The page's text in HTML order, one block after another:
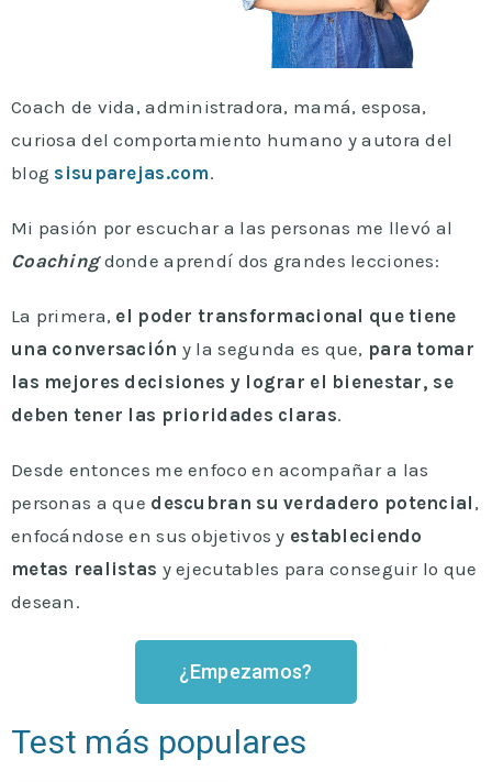
Coach de vida, administradora, mamá, esposa,
curiosa del comportamiento humano y autora del
blog sisuparejas.com.
Mi pasión por escuchar a las personas me llevó al
Coachingdonde aprendí dos grandes lecciones:
La primera, el poder transformacional que tiene
una conversación y la segunda es que, para tomar
las mejores decisiones y lograr el bienestar, se
deben tener las prioridades claras.
Desde entonces me enfoco en acompañar a las
personas a que descubran su verdadero potencial ,
enfocándose en sus objetivos y estableciendo
metas realistas y ejecutables para conseguir lo que
desean.
¿Empezamos?
Test más populares